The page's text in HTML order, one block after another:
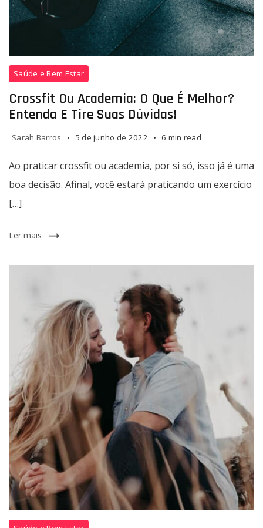
Crossfit
ou
academia
Saúde e Bem Estar
Crossfit Ou Academia: O Que É Melhor?
Entenda E Tire Suas Dúvidas!
Sarah Barros 5 de junho de 2022 6 min read
Ao praticar crossfit ou academia, por si só, isso já é uma
boa decisão. Afinal, você estará praticando um exercício
[…]
Ler mais
relacionamento